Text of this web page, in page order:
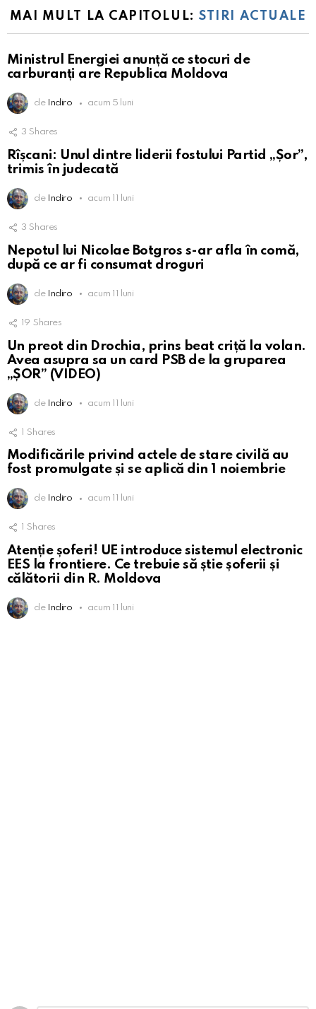
MAI MULT LA CAPITOLUL:STIRI ACTUALE
Ministrul Energiei anunță ce stocuri de
carburanți are Republica Moldova
de Indiro acum 5 luni
3 Shares
Rîșcani: Unul dintre liderii fostului Partid „Șor”,
trimis în judecată
de Indiro acum 11 luni
3 Shares
Nepotul lui Nicolae Botgros s-ar afla în comă,
după ce ar fi consumat droguri
de Indiro acum 11 luni
19 Shares
Un preot din Drochia, prins beat criță la volan.
Avea asupra sa un card PSB de la gruparea
„ȘOR” (VIDEO)
de Indiro acum 11 luni
1 Shares
Modificările privind actele de stare civilă au
fost promulgate și se aplică din 1 noiembrie
de Indiro acum 11 luni
Shares
Atenție șoferi! UE introduce sistemul electronic
EES la frontiere. Ce trebuie să știe șoferii și
călătorii din R. Moldova
de Indiro acum 11 luni